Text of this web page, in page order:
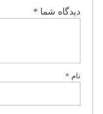
دیدگاه شما *
نام *